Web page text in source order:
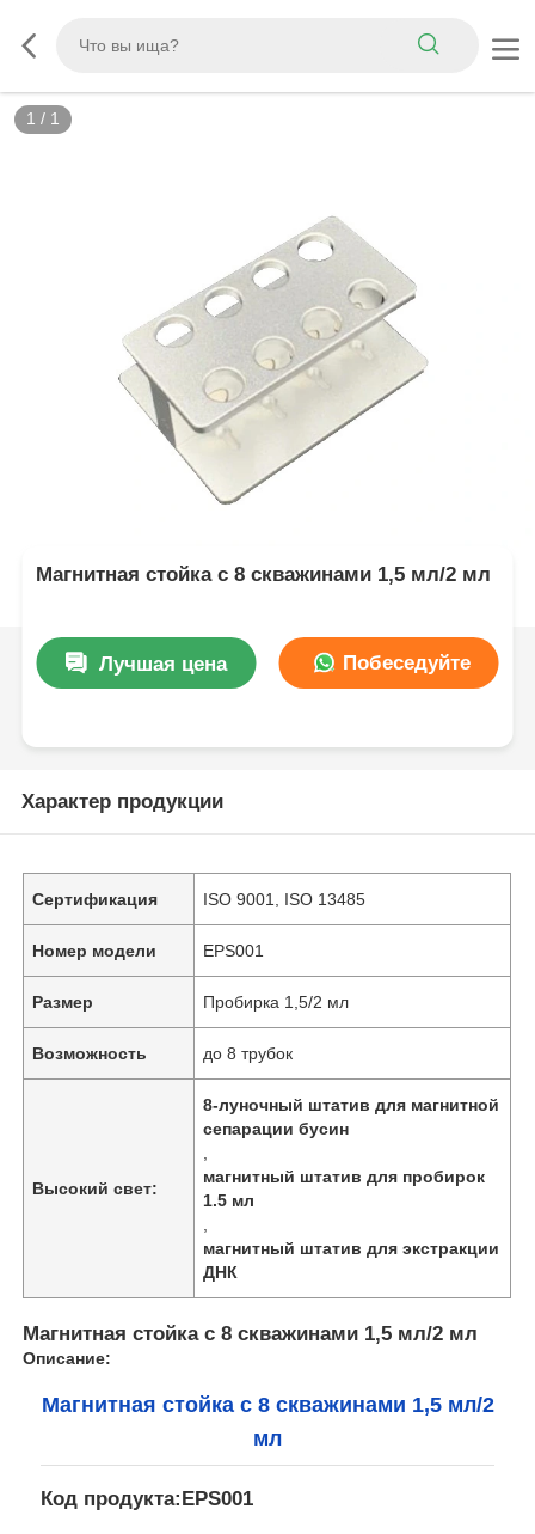
1 / 1
Магнитная стойка с 8 скважинами 1,5 мл/2 мл
Лучшая цена Побеседуйте
Характер продукции
Сертификация ISO 9001, ISO 13485
Номер модели EPS001
Размер Пробирка 1,5/2 мл
Возможность до 8 трубок
Высокий свет:
8-луночный штатив для магнитной
сепарации бусин
магнитный штатив для пробирок
1.5 мл
магнитный штатив для экстракции
ДНК
Магнитная стойка с 8 скважинами 1,5 мл/2 мл
Описание:
Магнитная стойка с 8 скважинами 1,5 мл/2
мл
Код продукта:EPS001